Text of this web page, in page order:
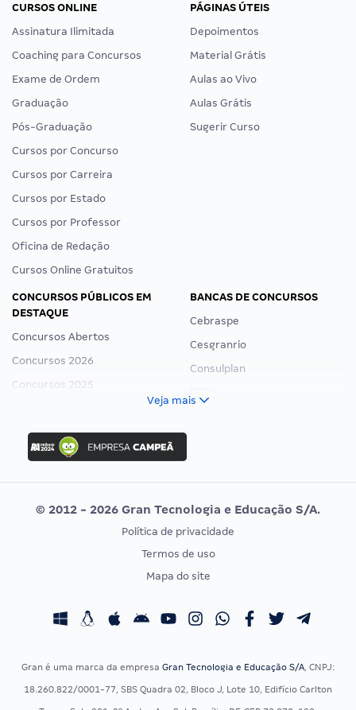
CURSOS ONLINE
Assinatura Ilimitada
Coaching para Concursos
Exame de Ordem
Graduação
Pós-Graduação
Cursos por Concurso
Cursos por Carreira
Cursos por Estado
Cursos por Professor
Oficina de Redação
Cursos Online Gratuitos
PÁGINAS ÚTEIS
Depoimentos
Material Grátis
Aulas ao Vivo
Aulas Grátis
Sugerir Curso
CONCURSOS PÚBLICOS EM
DESTAQUE
Concursos Abertos
Concursos 2026
Concursos 2025
Concurso Ibama
Concurso MPU
Editais publicados
BANCAS DE CONCURSOS
Cebraspe
Cesgranrio
Consulplan
Vunesp
CONCURSOS POR PROFISSÃO
Concursos Fiscais
EXAME DE ORDEM
Calendário OAB
Veja mais
© 2012 - 2026 Gran Tecnologia e Educação S/A.
Política de privacidade
Termos de uso
Mapa do site
Gran é uma marca da empresa Gran Tecnologia e Educação S/A, CNPJ:
18.260.822/0001-77, SBS Quadra 02, Bloco J, Lote 10, Edifício Carlton